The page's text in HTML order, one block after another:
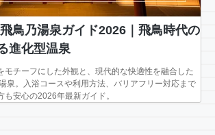
鳥乃湯泉ガイド2026｜飛鳥時代の
進化型温泉
モチーフにした外観と、現代的な快適性を融合した
泉。入浴コースや利用方法、バリアフリー対応まで
安心の2026年最新ガイド。